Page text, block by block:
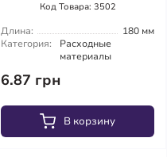
Код Товара: 3502
Длина:
180 мм
Категория:
Расходные
материалы
6.87 грн
В корзину